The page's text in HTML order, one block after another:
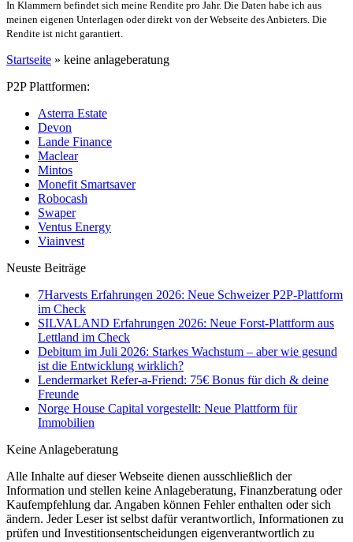
In Klammern befindet sich meine Rendite pro Jahr. Die Daten habe ich aus
meinen eigenen Unterlagen oder direkt von der Webseite des Anbieters. Die
Rendite ist nicht garantiert.
Startseite » keine anlageberatung
P2P Plattformen:
Asterra Estate
Devon
Lande Finance
Maclear
Mintos
Monefit Smartsaver
Robocash
Swaper
Ventus Energy
Viainvest
Neuste Beiträge
7Harvests Erfahrungen 2026: Neue Schweizer P2P-Plattform
im Check
SILVALAND Erfahrungen 2026: Neue Forst-Plattform aus
Lettland im Check
Debitum im Juli 2026: Starkes Wachstum – aber wie gesund
ist die Entwicklung wirklich?
Lendermarket Refer-a-Friend: 75€ Bonus für dich & deine
Freunde
Norge House Capital vorgestellt: Neue Plattform für
Immobilien
Keine Anlageberatung
Alle Inhalte auf dieser Webseite dienen ausschließlich der
Information und stellen keine Anlageberatung, Finanzberatung oder
Kaufempfehlung dar. Angaben können Fehler enthalten oder sich
ändern. Jeder Leser ist selbst dafür verantwortlich, Informationen zu
prüfen und Investitionsentscheidungen eigenverantwortlich zu